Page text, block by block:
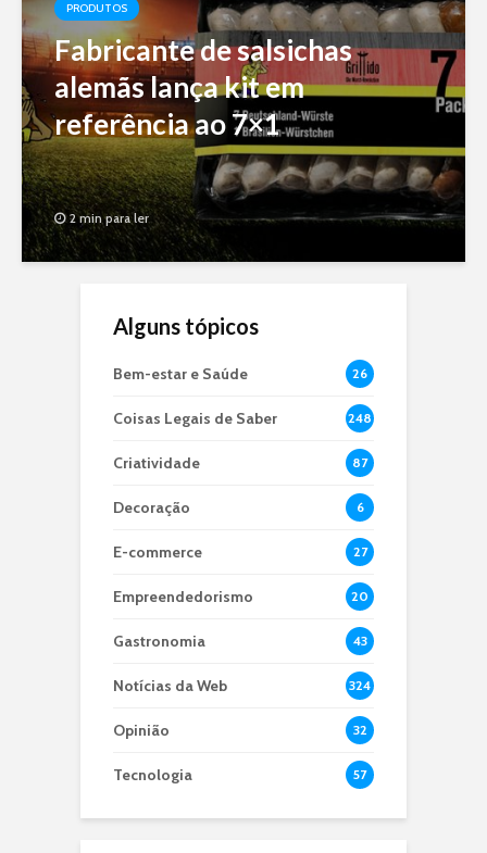
PRODUTOS
Fabricante de salsichas
alemãs lança kit em
referência ao 7×1
2 min para ler
Alguns tópicos
Bem-estar e Saúde 26
Coisas Legais de Saber 248
Criatividade 87
Decoração 6
E-commerce 27
Empreendedorismo 20
Gastronomia 43
Notícias da Web 324
Opinião 32
Tecnologia 57